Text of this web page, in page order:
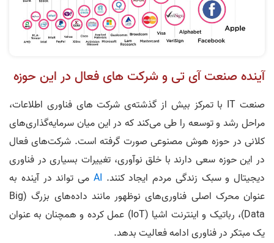
آینده صنعت آی تی و شرکت های فعال در این حوزه
صنعت IT با تمرکز بیش از گذشته‌ی شرکت های فناوری اطلاعات،
مراحل رشد و توسعه را طی می‌کند که در این میان سرمایه‌گذاری‌های
کلانی در حوزه هوش مصنوعی صورت گرفته است. شرکت‌های فعال
در این حوزه سعی دارند با خلق نوآوری، تغییرات بسیاری در فناوری
دیجیتال و سبک زندگی مردم ایجاد کنند. AI می تواند در آینده به
عنوان محرک اصلی فناوری‌های نوظهور مانند داده‌های بزرگ (Big
Data)، رباتیک و اینترنت اشیا (IoT) عمل کرده و همچنان به عنوان
یک مبتکر در فناوری ادامه فعالیت بدهد.